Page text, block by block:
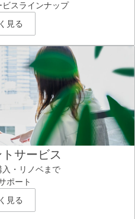
スラインナップ
見る
サービス
・リノベまで
ポート
見る